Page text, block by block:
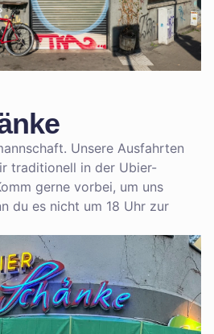
Unsere Ausfahrten
traditionell in der Ubier-
gerne vorbei, um uns
du es nicht um 18 Uhr zur